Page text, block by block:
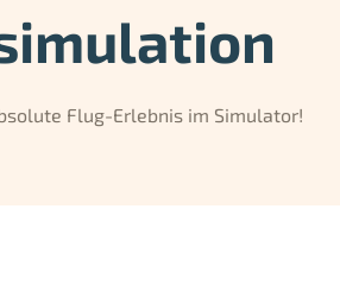
Flug-Erlebnis im Simulator!